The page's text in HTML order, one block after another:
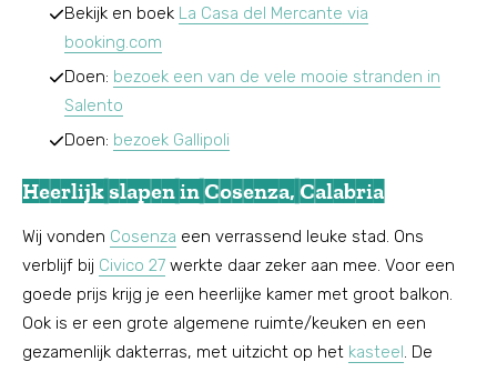
Bekijk en boek La Casa del Mercante via
booking.com
Doen: bezoek een van de vele mooie stranden in
Salento
Doen: bezoek Gallipoli
Heerlijk slapen in Cosenza, Calabria
Wij vonden Cosenza een verrassend leuke stad. Ons
verblijf bij Civico 27 werkte daar zeker aan mee. Voor een
goede prijs krijg je een heerlijke kamer met groot balkon.
Ook is er een grote algemene ruimte/keuken en een
gezamenlijk dakterras, met uitzicht op het kasteel. De